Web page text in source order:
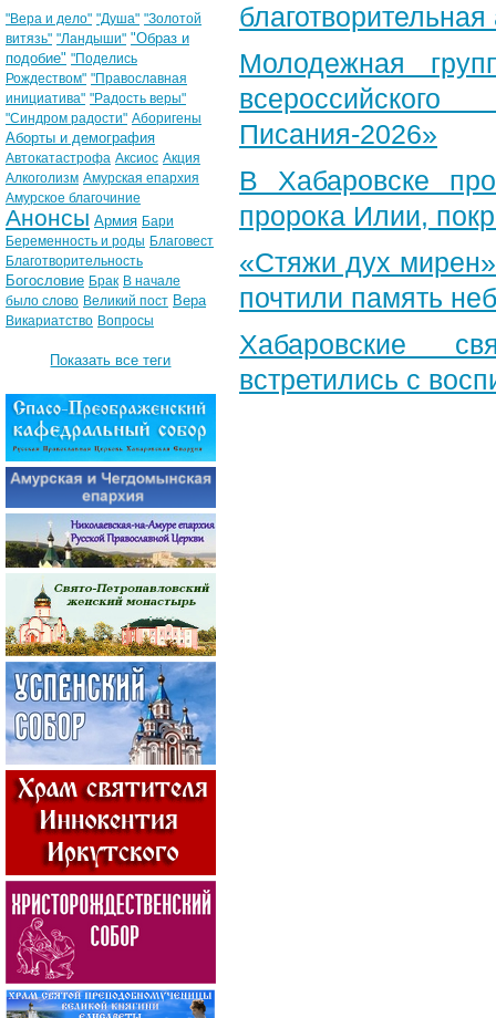
Молодежная
Писания-2026»
В Хабаровске
пророка Илии,
«Стяжи дух
почтили память
Хабаровские
встретились с
"Вера и дело" "Душа" "Золотой
витязь" "Ландыши" "Образ и
подобие" "Поделись
Рождеством" "Православная
инициатива" "Радость веры"
"Синдром радости" Аборигены
Аборты и демография
Автокатастрофа Аксиос Акция
Алкоголизм Амурская епархия
Амурское благочиние
Анонсы Армия Бари
Беременность и роды Благовест
Благотворительность
Богословие Брак В начале
было слово Великий пост Вера
Викариатство Вопросы
Показать все теги